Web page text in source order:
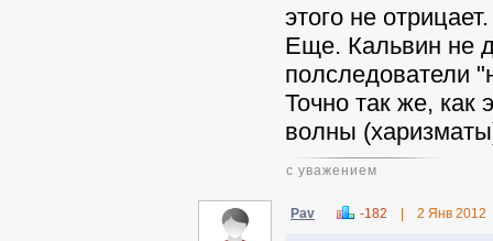
этого не
Еще. Кальвин не
полследователи
Точно так же, как
волны
с уважением
Pav -182 2 Янв 2012